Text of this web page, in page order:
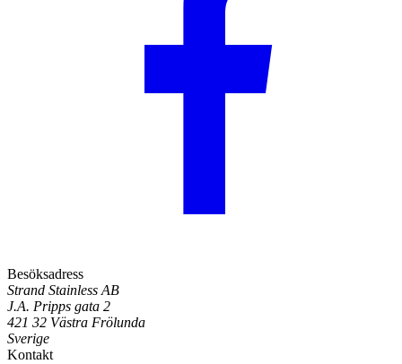
Besöksadress
Strand Stainless AB
J.A. Pripps gata 2
421 32 Västra Frölunda
Sverige
Kontakt